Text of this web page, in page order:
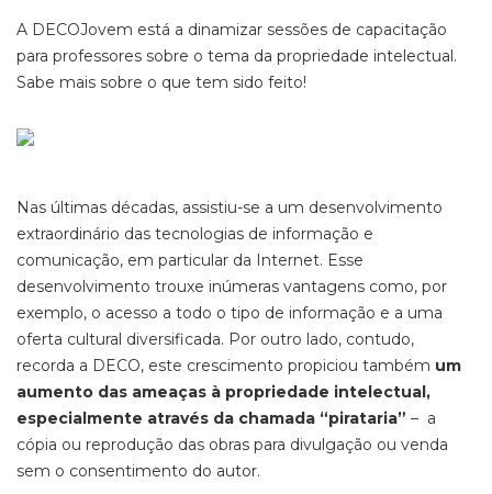
A DECOJovem está a dinamizar sessões de capacitação
para professores sobre o tema da propriedade intelectual.
Sabe mais sobre o que tem sido feito!
Nas últimas décadas, assistiu-se a um desenvolvimento
extraordinário das tecnologias de informação e
comunicação, em particular da Internet. Esse
desenvolvimento trouxe inúmeras vantagens como, por
exemplo, o acesso a todo o tipo de informação e a uma
oferta cultural diversificada. Por outro lado, contudo,
recorda a DECO, este crescimento propiciou também um
aumento das ameaças à propriedade intelectual,
especialmente através da chamada “pirataria” – a
cópia ou reprodução das obras para divulgação ou venda
sem o consentimento do autor.